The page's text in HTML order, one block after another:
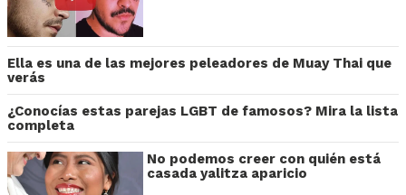
Ella es una de las mejores peleadores de Muay Thai que
verás
¿Conocías estas parejas LGBT de famosos? Mira la lista
completa
No podemos creer con quién está
casada yalitza aparicio